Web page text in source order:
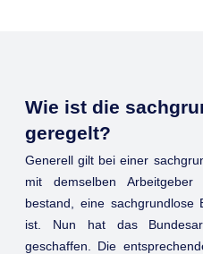
Wie ist die
geregelt?
Generell gilt bei einer
mit demselben Arbeitgeber
bestand, eine sachgrundlose
ist. Nun hat das
geschaffen. Die